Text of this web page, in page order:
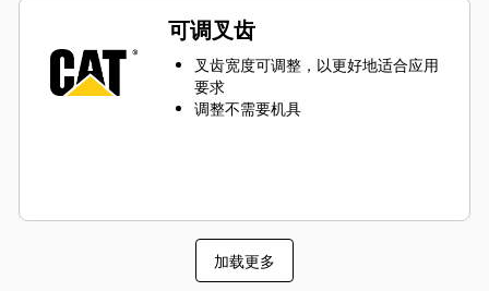
可调叉齿
叉齿宽度可调整，以更好地适合应用
要求
调整不需要机具
加载更多